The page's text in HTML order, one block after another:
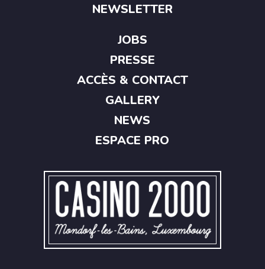
NEWSLETTER
JOBS
PRESSE
ACCÈS & CONTACT
GALLERY
NEWS
ESPACE PRO